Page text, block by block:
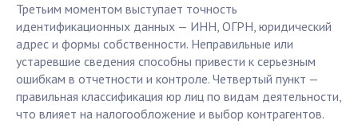
Третьим моментом выступает точность
идентификационных данных — ИНН, ОГРН, юридический
адрес и формы собственности. Неправильные или
устаревшие сведения способны привести к серьезным
ошибкам в отчетности и контроле. Четвертый пункт —
правильная классификация юр лиц по видам деятельности,
что влияет на налогообложение и выбор контрагентов.